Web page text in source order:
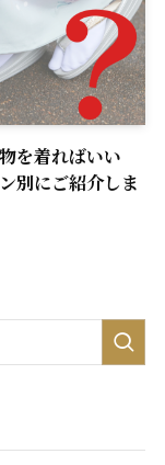
を着ればいい
別にご紹介しま